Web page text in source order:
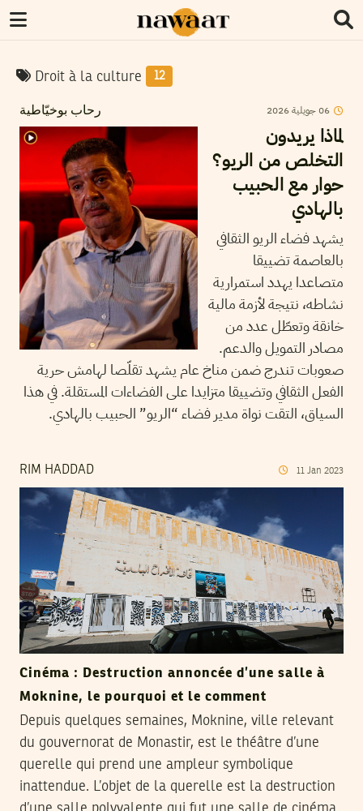
Droit à la culture 12
رحاب بوخيّاطية 06جويلية2026
لماذا يريدون
التخلص من الريو؟
حوار مع الحبيب
بالهادي
يشهد فضاء الريو الثقافي
بالعاصمة تضييقا
متصاعدا يهدد استمرارية
نشاطه، نتيجة لأزمة مالية
خانقة وتعطّل عدد من
مصادر التمويل والدعم.
صعوبات تندرج ضمن مناخ عام يشهد تقلّصا لهامش حرية
الفعل الثقافي وتضييقا متزايدا على الفضاءات المستقلة. في هذا
السياق، التقت نواة مدير فضاء “الريو” الحبيب بالهادي.
RIM HADDAD 11 Jan 2023
Cinéma : Destruction annoncée d’une salle à
Moknine, le pourquoi et le comment
Depuis quelques semaines, Moknine, ville relevant
du gouvernorat de Monastir, est le théâtre d’une
querelle qui prend une ampleur symbolique
inattendue. L’objet de la querelle est la destruction